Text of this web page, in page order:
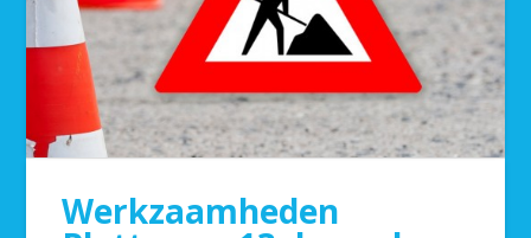
Werkzaamheden